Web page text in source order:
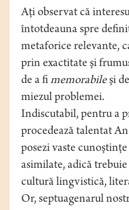
Aţi observat că
întotdeauna spre
metaforice relevante,
prin exactitate şi
de a fimemorabileşi
miezul problemei.
Indiscutabil, pentru a
procedează talentat
posezi vaste
asimilate, adică
cultură lingvistică,
Or, septuagenarul